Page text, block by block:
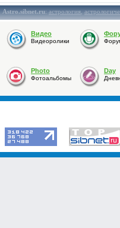
Astro.sibnet.ru:астрология,
Видео
Видеоролики
Photo
Фотоальбомы
Day